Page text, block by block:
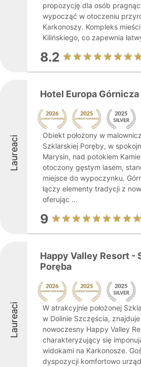
propozycję dla osób
wypocząć w otoczeniu
Karkonoszy. Kompleks
Kilińskiego, co zapewnia
8.2
Laureaci
Hotel Europa
Obiekt położony w
Szklarskiej Poręby, w
Marysin, nad potokiem
otoczony gęstym lasem,
miejsce do wypoczynku.
łączy elementy tradycji z
oferując ...
9
Laureaci
Happy Valley Resort -
Poręba
W atrakcyjnie położonej
w Dolinie Szczęścia,
nowoczesny Happy Valley
charakteryzujący się
widokami na Karkonosze.
dyspozycji komfortowo